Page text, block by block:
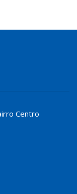
Centro